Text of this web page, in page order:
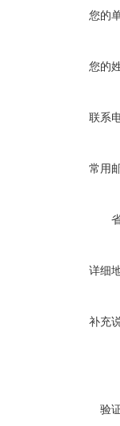
您的
您的
联系
常用
详细
补充
验